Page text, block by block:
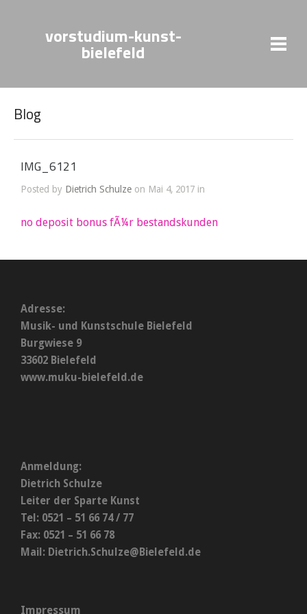
vorstudium-kunst-
bielefeld
Blog
IMG_6121
Posted by Dietrich Schulze on Mai 4, 2017 in
no deposit bonus fÃ¼r bestandskunden
Adresse:
Musik- und Kunstschule Bielefeld
Burgwiese 9
33602 Bielefeld
www.muku-bielefeld.de
Anmeldung:
Dietrich Schulze
Leiter der Sparte Kunst
Tel: 0521 – 51 66 74 / 77
Fax: 0521 – 51 66 78
Mail: Dietrich.Schulze@Bielefeld.de
Impressum